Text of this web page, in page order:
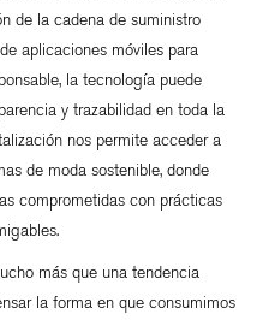
de la cadena de suministro
aplicaciones móviles para
la tecnología puede
y trazabilidad en toda la
nos permite acceder a
de moda sostenible, donde
comprometidas con prácticas
más que una tendencia
la forma en que consumimos